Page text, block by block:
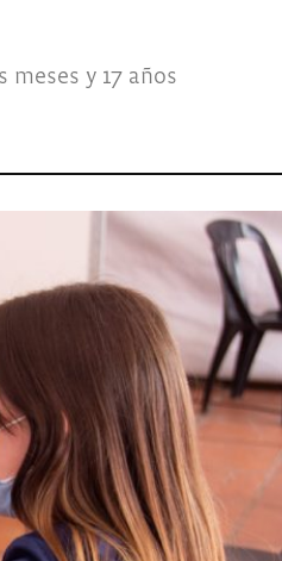
y 17 años